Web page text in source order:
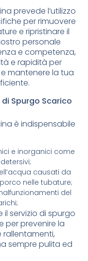
prevede l’utilizzo
per rimuovere
e ripristinare il
personale
e competenza,
e rapidità per
mantenere la tua
Spurgo Scarico
è indispensabile
e inorganici come
causati da
nelle tubature;
del
il servizio di spurgo
per prevenire la
rallentamenti,
sempre pulita ed